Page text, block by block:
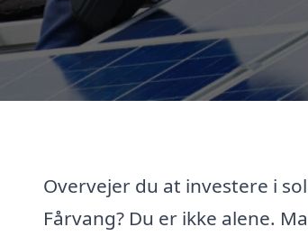
Overvejer du at investere i
Fårvang? Du er ikke alene.